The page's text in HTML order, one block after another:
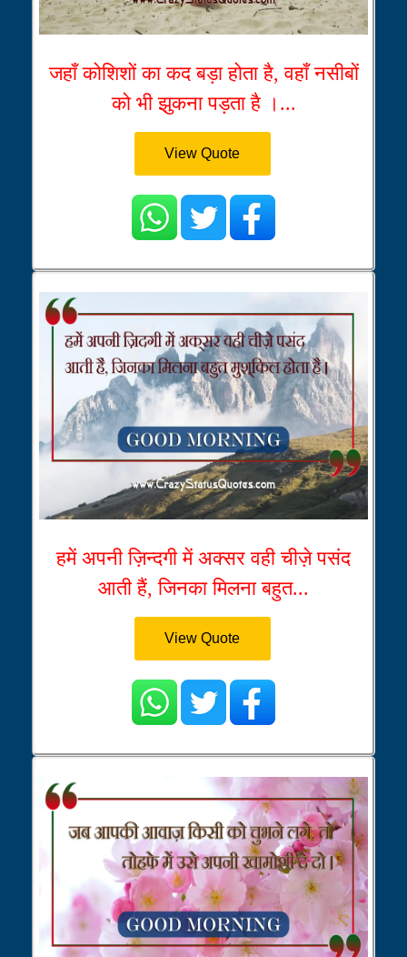
जहाँ कोशिशों का कद बड़ा होता है, वहाँ नसीबों
को भी झुकना पड़ता है ।...
View Quote
हमें अपनी ज़िन्दगी में अक्सर वही चीज़े पसंद
आती हैं, जिनका मिलना बहुत...
View Quote